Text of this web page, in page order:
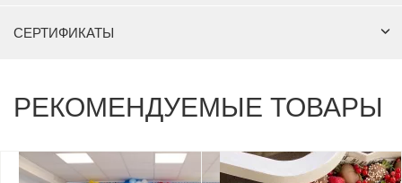
СЕРТИФИКАТЫ
РЕКОМЕНДУЕМЫЕ ТОВАРЫ